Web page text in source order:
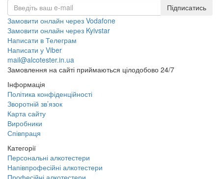
Підписатись
Замовити онлайн через Vodafone
Замовити онлайн через Kyivstar
Написати в Телеграм
Написати у Viber
mail@alcotester.in.ua
Замовлення на сайті приймаються цілодобово 24/7
Інформація
Політика конфіденційності
Зворотній зв’язок
Карта сайту
Виробники
Співпраця
Категорії
Персональні алкотестери
Напівпрофесійні алкотестери